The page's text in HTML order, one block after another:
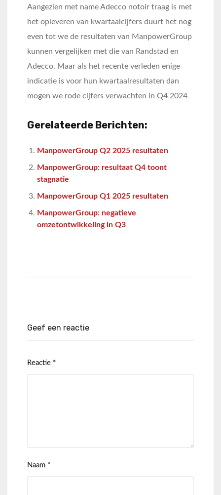
Aangezien met name Adecco notoir traag is met
het opleveren van kwartaalcijfers duurt het nog
even tot we de resultaten van ManpowerGroup
kunnen vergelijken met die van Randstad en
Adecco. Maar als het recente verleden enige
indicatie is voor hun kwartaalresultaten dan
mogen we rode cijfers verwachten in Q4 2024
Gerelateerde Berichten:
ManpowerGroup Q2 2025 resultaten
ManpowerGroup: resultaat Q4 toont
stagnatie
ManpowerGroup Q1 2025 resultaten
ManpowerGroup: negatieve
omzetontwikkeling in Q3
Geef een reactie
Reactie *
Naam *